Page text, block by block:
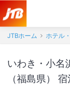
JTBホーム ホテル
いわき・小名
（福島県）